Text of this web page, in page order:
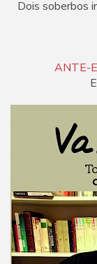
Dois soberbos
ANTE-